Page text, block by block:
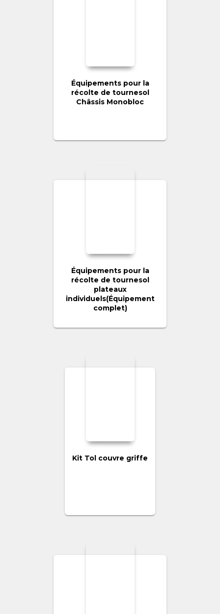
Équipements pour la
récolte de tournesol
Châssis Monobloc
Équipements pour la
récolte de tournesol
plateaux
individuels(Équipement
complet)
Kit Tol couvre griffe